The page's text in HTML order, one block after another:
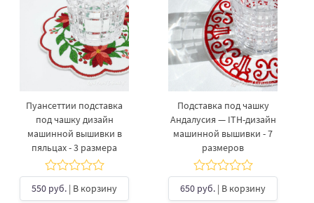
Пуансеттии подставка
под чашку дизайн
машинной вышивки в
пяльцах - 3 размера
550 руб. | В корзину
Подставка под чашку
Андалусия — ITH-дизайн
машинной вышивки - 7
размеров
650 руб. | В корзину